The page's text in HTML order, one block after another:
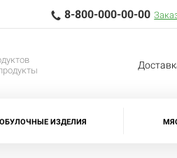
8-800-000-00-00
ИЗДЕЛИЯ